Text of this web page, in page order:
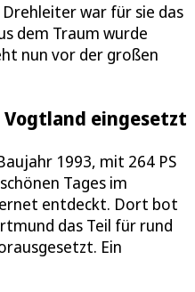
war für sie das
dem Traum wurde
nun vor der großen
Vogtland eingesetzt
1993, mit 264 PS
Tages im
entdeckt. Dort bot
das Teil für rund
Ein